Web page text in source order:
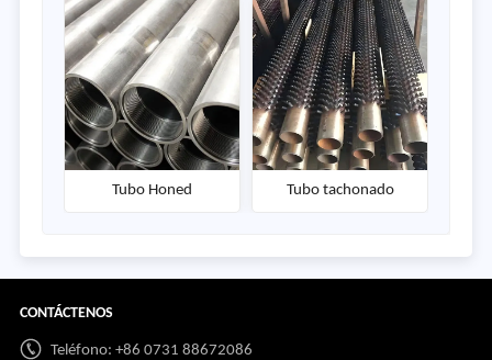
Tubo Honed Tubo tachonado
CONTÁCTENOS
Teléfono: +86 0731 88672086